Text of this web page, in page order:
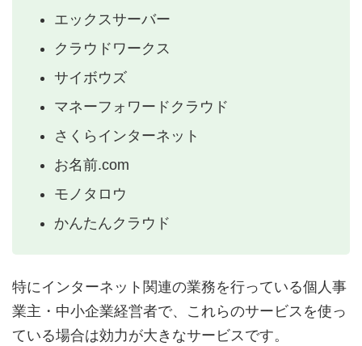
エックスサーバー
クラウドワークス
サイボウズ
マネーフォワードクラウド
さくらインターネット
お名前.com
モノタロウ
かんたんクラウド
特にインターネット関連の業務を行っている個人事
業主・中小企業経営者で、これらのサービスを使っ
ている場合は効力が大きなサービスです。